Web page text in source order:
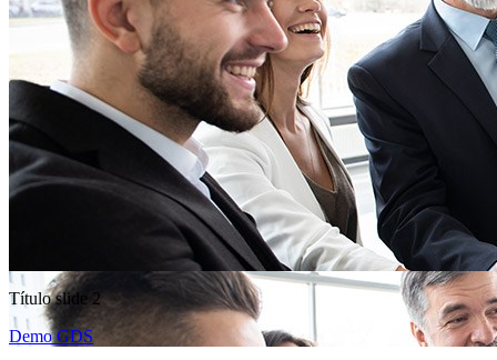
Título slide 2
Demo GDS